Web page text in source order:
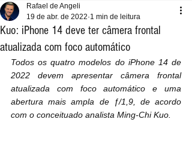
Kuo: iPhone 14 deve ter câmera frontal
atualizada com foco automático
Rafael de Angeli
19 de abr. de 2022 1 min de leitura
Todos os quatro modelos do iPhone 14 de
2022 devem apresentar câmera frontal
atualizada com foco automático e uma
abertura mais ampla de ƒ/1,9, de acordo
com o conceituado analista Ming-Chi Kuo.